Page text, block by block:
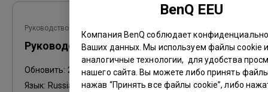
BenQ EEU
Компания BenQ соблюдает
Ваших данных. Мы используем файлы cookie
аналогичные технологии, для удобства
нашего сайта. Вы можете либо принять
нажав “Принять все файлы cookie”, либо
Руководство пользователя
Руководство пользователя
Обновить: 2011/04/08
Язык: Russian